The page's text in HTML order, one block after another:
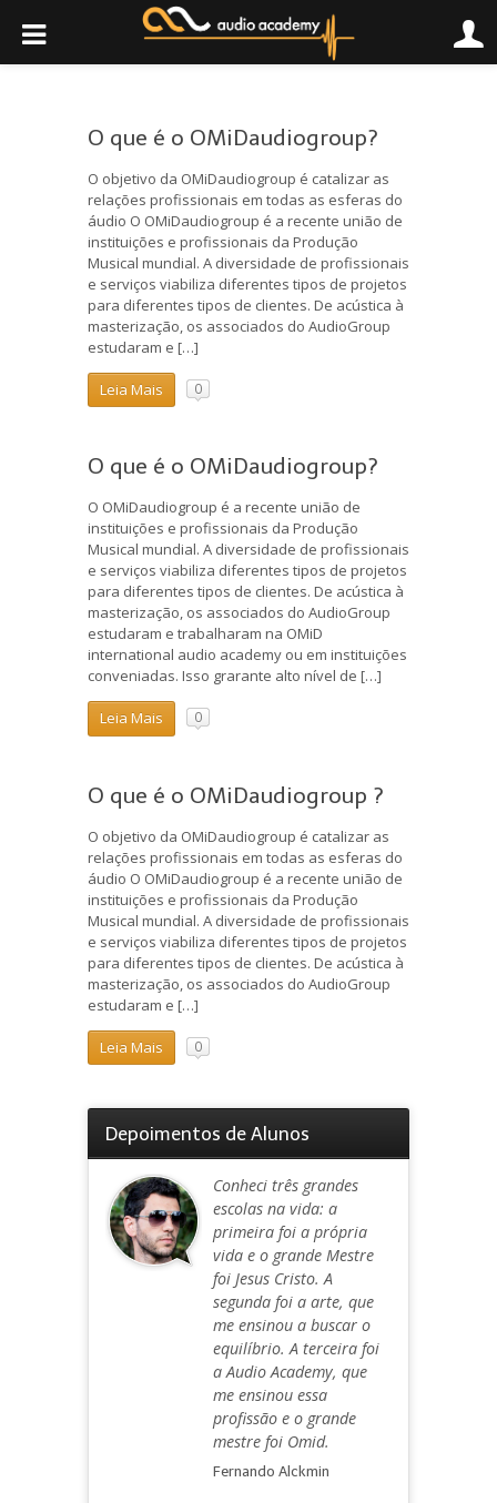
O que é o OMiDaudiogroup?
O objetivo da OMiDaudiogroup é catalizar as
relações profissionais em todas as esferas do
áudio O OMiDaudiogroup é a recente união de
instituições e profissionais da Produção
Musical mundial. A diversidade de profissionais
e serviços viabiliza diferentes tipos de projetos
para diferentes tipos de clientes. De acústica à
masterização, os associados do AudioGroup
estudaram e […]
Leia Mais 0
O que é o OMiDaudiogroup?
O OMiDaudiogroup é a recente união de
instituições e profissionais da Produção
Musical mundial. A diversidade de profissionais
e serviços viabiliza diferentes tipos de projetos
para diferentes tipos de clientes. De acústica à
masterização, os associados do AudioGroup
estudaram e trabalharam na OMiD
international audio academy ou em instituições
conveniadas. Isso grarante alto nível de […]
Leia Mais 0
O que é o OMiDaudiogroup ?
O objetivo da OMiDaudiogroup é catalizar as
relações profissionais em todas as esferas do
áudio O OMiDaudiogroup é a recente união de
instituições e profissionais da Produção
Musical mundial. A diversidade de profissionais
e serviços viabiliza diferentes tipos de projetos
para diferentes tipos de clientes. De acústica à
masterização, os associados do AudioGroup
estudaram e […]
Leia Mais 0
Depoimentos de Alunos
Conheci três grandes
escolas na vida: a
primeira foi a própria
vida e o grande Mestre
foi Jesus Cristo. A
segunda foi a arte, que
me ensinou a buscar o
equilíbrio. A terceira foi
a Audio Academy, que
me ensinou essa
profissão e o grande
mestre foi Omid.
Fernando Alckmin